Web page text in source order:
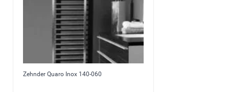
Zehnder Quaro Inox 140-060